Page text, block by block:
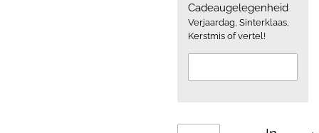
Cadeaugelegenheid
Verjaardag, Sinterklaas,
Kerstmis of vertel!